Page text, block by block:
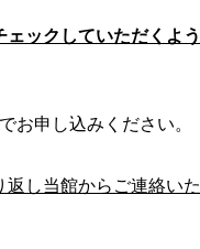
ェックしていただくよう
お申し込みください。
し当館からご連絡いた